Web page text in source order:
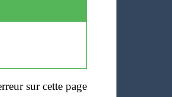
sur cette page